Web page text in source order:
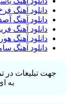
دانلود آهنگ
دانلود آهنگ
دانلود آهنگ
دانلود آهنگ
دانلود آهنگ
جهت تبلیغات
به